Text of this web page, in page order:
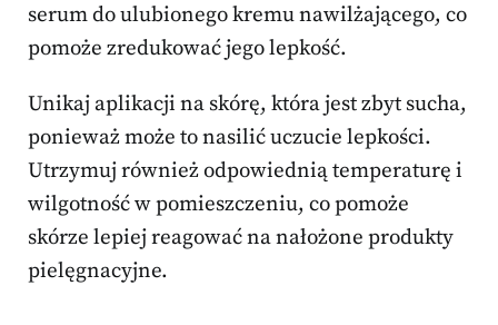
serum do ulubionego kremu nawilżającego, co
pomoże zredukować jego lepkość.
Unikaj aplikacji na skórę, która jest zbyt sucha,
ponieważ może to nasilić uczucie lepkości.
Utrzymuj również odpowiednią temperaturę i
wilgotność w pomieszczeniu, co pomoże
skórze lepiej reagować na nałożone produkty
pielęgnacyjne.